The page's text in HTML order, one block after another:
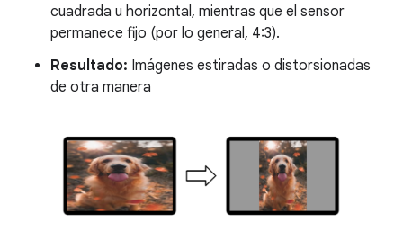
cuadrada u horizontal, mientras que el sensor
permanece fijo (por lo general, 4:3).
Resultado: Imágenes estiradas o distorsionadas
de otra manera